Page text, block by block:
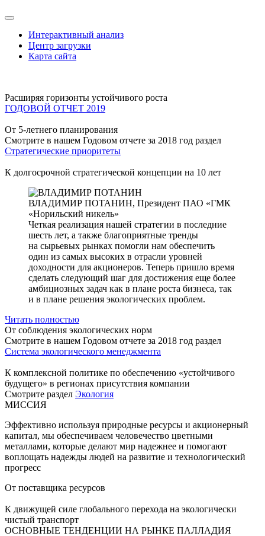
Интерактивный анализ
Центр загрузки
Карта сайта
Расширяя горизонты устойчивого роста
ГОДОВОЙ ОТЧЕТ 2019
От 5-летнего планирования
Смотрите в нашем Годовом отчете за 2018 год раздел
Стратегические приоритеты
К долгосрочной стратегической концепции на 10 лет
ВЛАДИМИР ПОТАНИН, Президент ПАО «ГМК
«Норильский никель»
Четкая реализация нашей стратегии в последние
шесть лет, а также благоприятные тренды
на сырьевых рынках помогли нам обеспечить
один из самых высоких в отрасли уровней
доходности для акционеров. Теперь пришло время
сделать следующий шаг для достижения еще более
амбициозных задач как в плане роста бизнеса, так
и в плане решения экологических проблем.
Читать полностью
От соблюдения экологических норм
Смотрите в нашем Годовом отчете за 2018 год раздел
Система экологического менеджмента
К комплексной политике по обеспечению «устойчивого
будущего» в регионах присутствия компании
Смотрите раздел Экология
МИССИЯ
Эффективно используя природные ресурсы и акционерный
капитал, мы обеспечиваем человечество цветными
металлами, которые делают мир надежнее и помогают
воплощать надежды людей на развитие и технологический
прогресс
От поставщика ресурсов
К движущей силе глобального перехода на экологически
чистый транспорт
ОСНОВНЫЕ ТЕНДЕНЦИИ НА РЫНКЕ ПАЛЛАДИЯ